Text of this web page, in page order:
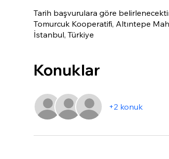
Tarih başvurulara göre
Tomurcuk Kooperatifi, Altıntepe
İstanbul, Türkiye
Konuklar
+2 konuk